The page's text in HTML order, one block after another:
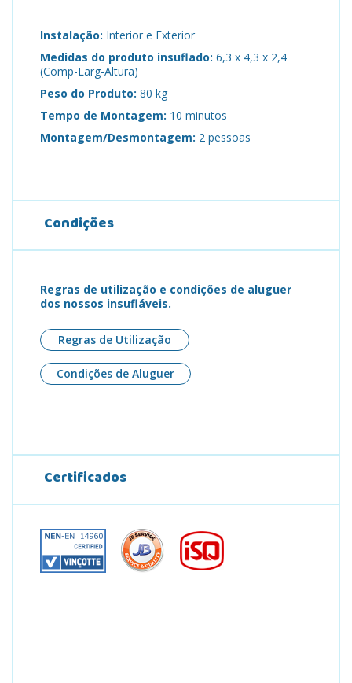
Instalação: Interior e Exterior
Medidas do produto insuflado: 6,3 x 4,3 x 2,4
(Comp-Larg-Altura)
Peso do Produto: 80 kg
Tempo de Montagem: 10 minutos
Montagem/Desmontagem: 2 pessoas
Condições
Regras de utilização e condições de aluguer
dos nossos insufláveis.
Regras de Utilização
Condições de Aluguer
Certificados